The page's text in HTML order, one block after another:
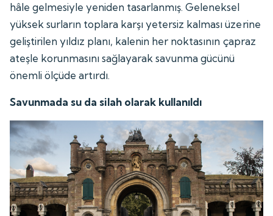
hâle gelmesiyle yeniden tasarlanmış. Geleneksel
yüksek surların toplara karşı yetersiz kalması üzerine
geliştirilen yıldız planı, kalenin her noktasının çapraz
ateşle korunmasını sağlayarak savunma gücünü
önemli ölçüde artırdı.
Savunmada su da silah olarak kullanıldı